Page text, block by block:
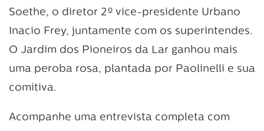
Soethe, o diretor 2º vice-presidente Urbano
Inacio Frey, juntamente com os superintendes.
O Jardim dos Pioneiros da Lar ganhou mais
uma peroba rosa, plantada por Paolinelli e sua
comitiva.
Acompanhe uma entrevista completa com